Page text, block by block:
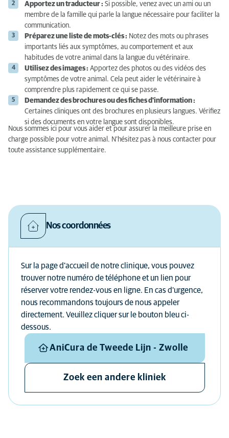
Apportez un traducteur : Si possible, venez avec un ami ou un
membre de la famille qui parle la langue nécessaire pour faciliter la
communication.
Préparez une liste de mots-clés : Notez des mots ou phrases
importants liés aux symptômes, au comportement et aux
habitudes de votre animal dans la langue du vétérinaire.
Utilisez des images : Apportez des photos ou des vidéos des
symptômes de votre animal. Cela peut aider le vétérinaire à
comprendre plus rapidement ce qui se passe.
Demandez des brochures ou des fiches d'information :
Certaines cliniques ont des brochures en plusieurs langues. Vérifiez
si des documents en votre langue sont disponibles.
Nous sommes ici pour vous aider et pour assurer la meilleure prise en
charge possible pour votre animal. N’hésitez pas à nous contacter pour
toute assistance supplémentaire.
Nos coordonnées
Sur la page d'accueil de notre clinique, vous pouvez
trouver notre numéro de téléphone et un lien pour
réserver votre rendez-vous en ligne. En cas d'urgence,
nous recommandons toujours de nous appeler
directement. Veuillez cliquer sur le bouton bleu ci-
dessous.
AniCura de Tweede Lijn - Zwolle
Zoek een andere kliniek